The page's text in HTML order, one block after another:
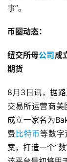
事”。
币圈动态：
纽交所母公司 成
期货
8月3日讯，据
交易所运营商美
成立一家名为
费 比特币等数字
案，打造一个“